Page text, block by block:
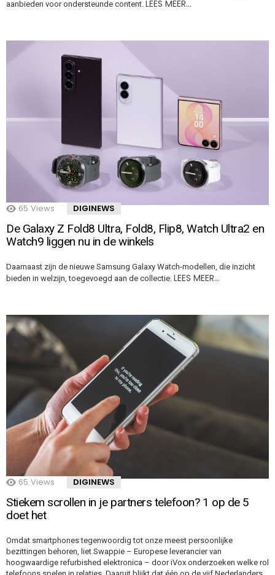
aanbieden voor ondersteunde content. LEES MEER…
65 Views DIGINEWS
De Galaxy Z Fold8 Ultra, Fold8, Flip8, Watch Ultra2 en
Watch9 liggen nu in de winkels
Daarnaast zijn de nieuwe Samsung Galaxy Watch-modellen, die inzicht
bieden in welzijn, toegevoegd aan de collectie. LEES MEER…
65 Views DIGINEWS
Stiekem scrollen in je partners telefoon? 1 op de 5
doet het
Omdat smartphones tegenwoordig tot onze meest persoonlijke
bezittingen behoren, liet Swappie – Europese leverancier van
hoogwaardige refurbished elektronica – door iVox onderzoeken welke rol